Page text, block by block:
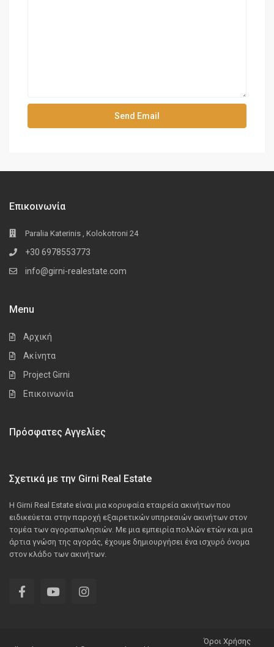
Επικοινωνία
Paralia Katerinis , Kolokotroni 24
+30 6978553773
info@girni-realestate.com
Menu
Αρχική
Ακίνητα
Project Girni
Επικοινωνία
Πρόσφατες Αγγελίες
Σχετικά με την Girni Real Estate
Η Girni Real Estate είναι μια κορυφαία εταιρεία ακινήτων που
ειδικεύεται στην παροχή εξαιρετικών υπηρεσιών ακινήτων στον
τομέα των αγοραπωλησιών. Με μια εμπειρία πολλών ετών και μια
άρτια γνώση της αγοράς, έχουμε δημιουργήσει ένα ισχυρό όνομα
στον κλάδο των ακινήτων.
Όροι Χρήσης